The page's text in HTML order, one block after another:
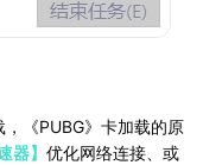
《PUBG》卡加载的原
器】 优化网络连接、或